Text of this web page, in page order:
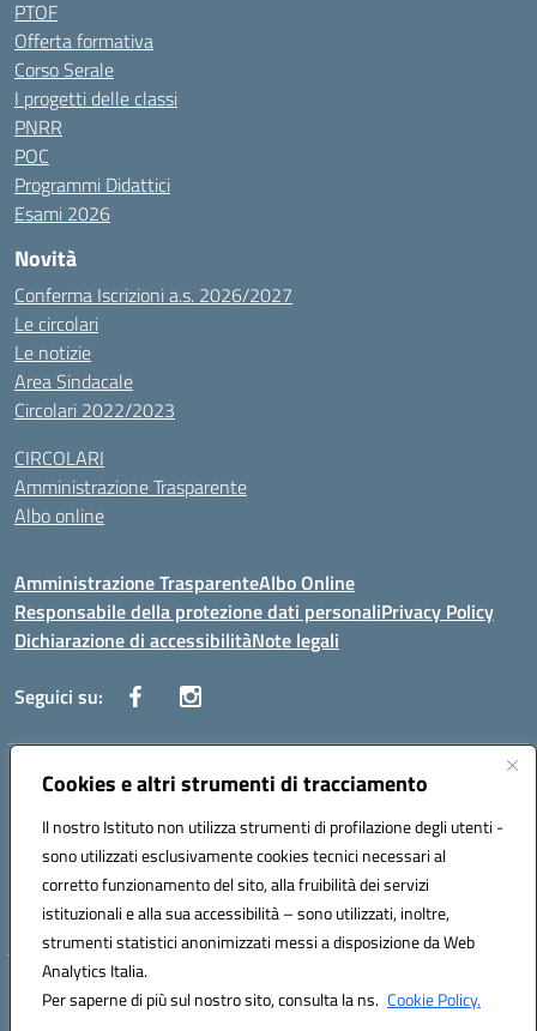
Cookies e altri strumenti di tracciamento
Il nostro Istituto non utilizza strumenti di profilazione degli utenti -
sono utilizzati esclusivamente cookies tecnici necessari al
corretto funzionamento del sito, alla fruibilità dei servizi
istituzionali e alla sua accessibilità – sono utilizzati, inoltre,
strumenti statistici anonimizzati messi a disposizione da Web
Analytics Italia.
Per saperne di più sul nostro sito, consulta la ns. Cookie Policy.
PTOF
Offerta formativa
Corso Serale
I progetti delle classi
PNRR
POC
Programmi Didattici
Esami 2026
Novità
Conferma Iscrizioni a.s. 2026/2027
Le circolari
Le notizie
Area Sindacale
Circolari 2022/2023
CIRCOLARI
Amministrazione Trasparente
Albo online
Amministrazione TrasparenteAlbo Online
Responsabile della protezione dati personaliPrivacy Policy
Dichiarazione di accessibilitàNote legali
Seguici su:
Indirizzo:Corso Vittorio Emanuele, 27 90133 - Palermo
Posta elettronica certificata (PEC):pais03600r@pec.istruzione.it
Codice fiscale: 97308550827
Codice meccanografico: PAIS03600R
Hosting & Powered by 3D Solution S.r.l.
Concept & Design by Designers Italia